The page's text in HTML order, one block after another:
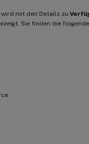
mit den Details zu
Sie finden die